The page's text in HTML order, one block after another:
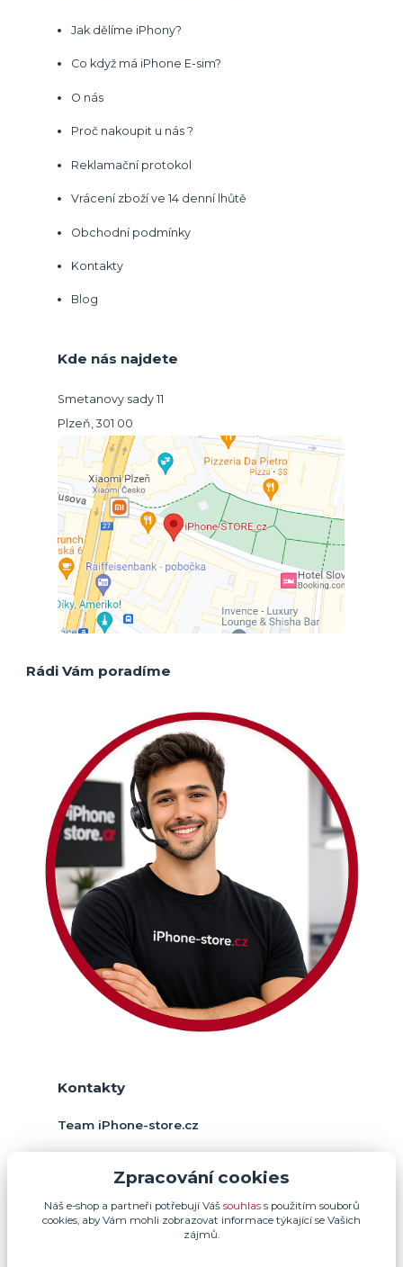
Jak dělíme iPhony?
Co když má iPhone E-sim?
O nás
Proč nakoupit u nás ?
Reklamační protokol
Vrácení zboží ve 14 denní lhůtě
Obchodní podmínky
Kontakty
Blog
Kde nás najdete
Smetanovy sady 11
Plzeň, 301 00
Rádi Vám poradíme
Kontakty
Team iPhone-store.cz
(Po-Pá, 9-17 hod.)
info@iphone-store.cz
Zpracování cookies
Náš e-shop a partneři potřebují Váš souhlass použitím souborů
cookies, aby Vám mohli zobrazovat informace týkající se Vašich
zájmů.